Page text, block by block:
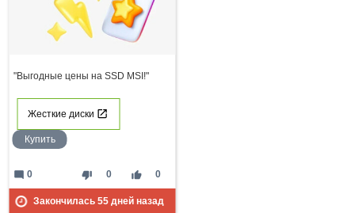
"Выгодные цены на SSD MSI!"
Жесткие диски
Купить
thumb_down 0 thumb_up 0
mode_comment 0
Закончилась 55дней назад